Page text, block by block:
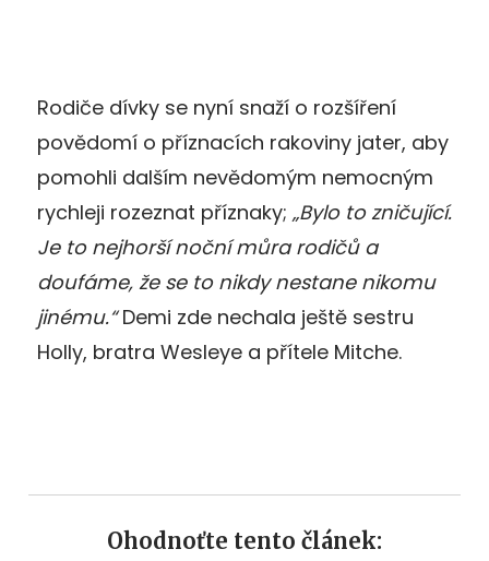
Rodiče dívky se nyní snaží o rozšíření
povědomí o příznacích rakoviny jater, aby
pomohli dalším nevědomým nemocným
rychleji rozeznat příznaky; „Bylo to zničující.
Je to nejhorší noční můra rodičů a
doufáme, že se to nikdy nestane nikomu
jinému.“Demi zde nechala ještě sestru
Holly, bratra Wesleye a přítele Mitche.
Ohodnoťte tento článek: